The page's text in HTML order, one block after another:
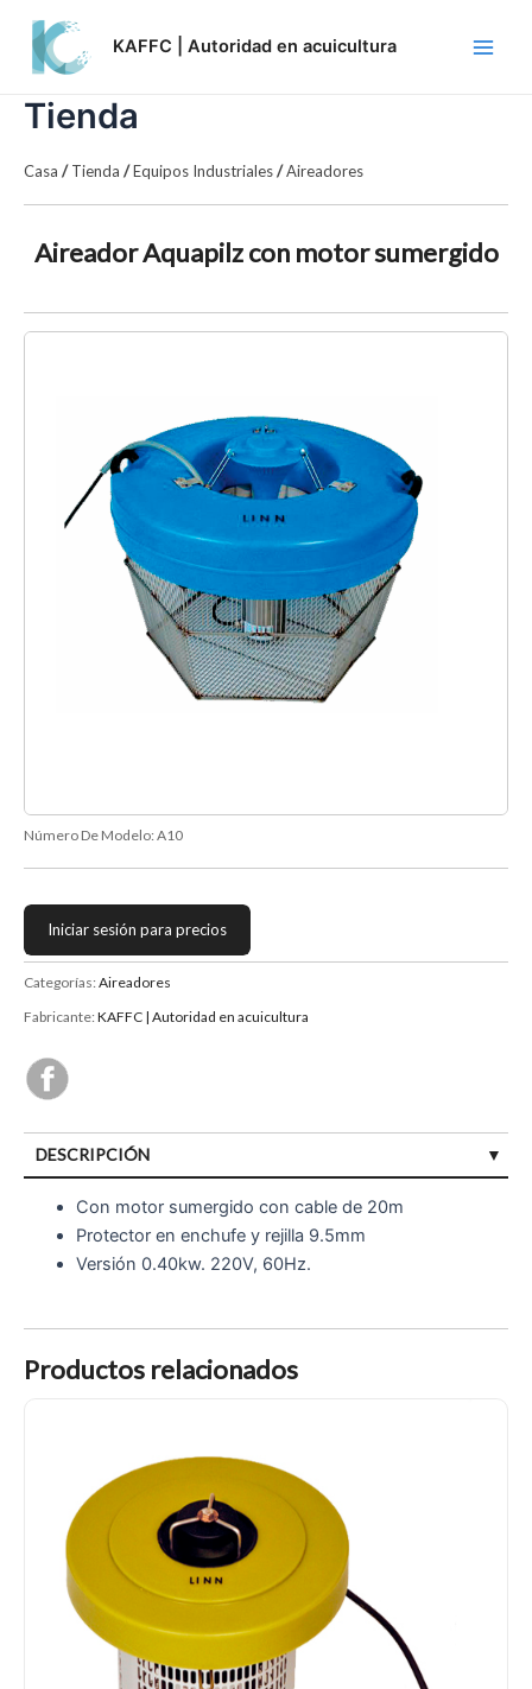
content
KAFFC | Autoridad en acuicultura
Tienda
Casa /Tienda /Equipos Industriales/Aireadores
Aireador Aquapilz con motor sumergido
Número De Modelo: A10
Iniciar sesión para precios
Categorías: Aireadores
Fabricante: KAFFC | Autoridad en acuicultura
DESCRIPCIÓN
Con motor sumergido con cable de 20m
Protector en enchufe y rejilla 9.5mm
Versión 0.40kw. 220V, 60Hz.
Productos relacionados